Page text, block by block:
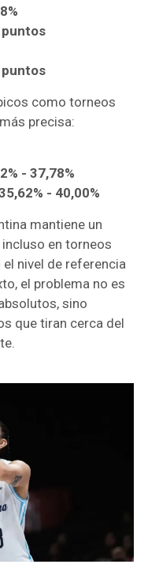
puntos
como torneos
precisa:
- 37,78%
- 40,00%
mantiene un
en torneos
nivel de referencia
el problema no es
sino
que tiran cerca del